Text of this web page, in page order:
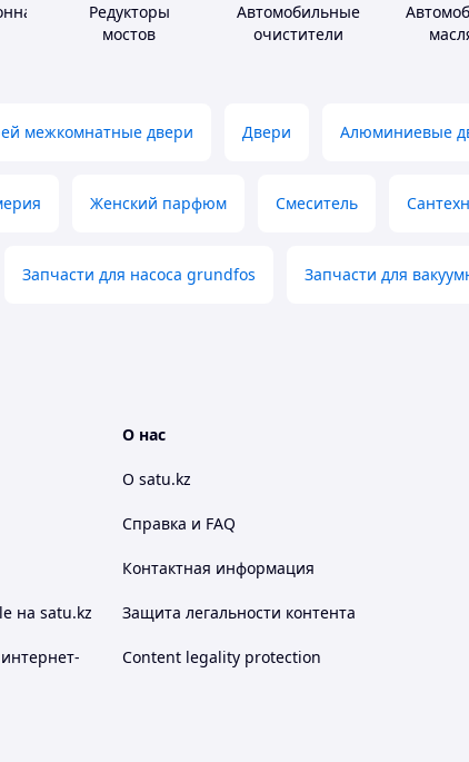
Редукторы
мостов
Автомобильные
очистители
межкомнатные двери Двери Алюминиевые
Женский парфюм Смеситель
Запчасти для насоса grundfos Запчасти для
на satu.kz
О нас
О satu.kz
Справка и FAQ
Контактная информация
Защита легальности контента
Content legality protection